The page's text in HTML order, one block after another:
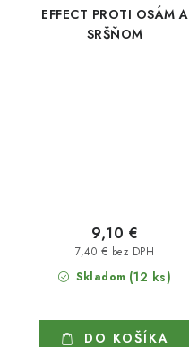
EFFECT PROTI OSÁM A
SRŠŇOM
Skladom (12 ks)
7,40 € bez DPH
9,10 €
DO KOŠÍKA